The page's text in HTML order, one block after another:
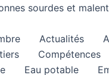
sourdes et
Actualités
Compétences
Eau potable